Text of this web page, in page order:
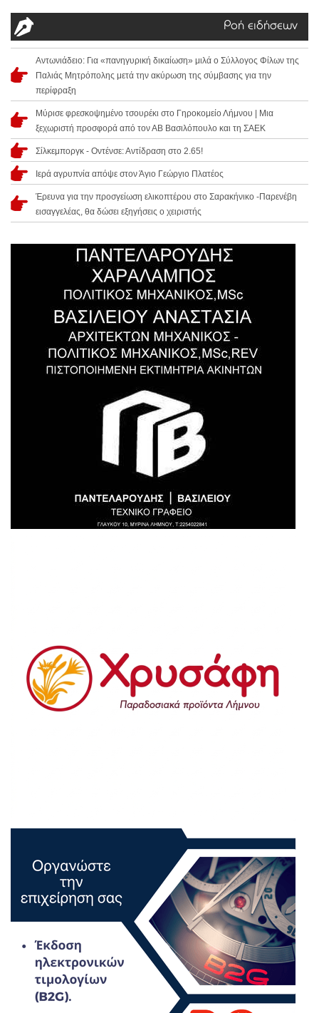
Ροή ειδήσεων
Αντωνιάδειο: Για «πανηγυρική δικαίωση» μιλά ο Σύλλογος Φίλων της
Παλιάς Μητρόπολης μετά την ακύρωση της σύμβασης για την
περίφραξη
Μύρισε φρεσκοψημένο τσουρέκι στο Γηροκομείο Λήμνου | Μια
ξεχωριστή προσφορά από τον ΑΒ Βασιλόπουλο και τη ΣΑΕΚ
Σίλκεμποργκ - Οντένσε: Αντίδραση στο 2.65!
Ιερά αγρυπνία απόψε στον Άγιο Γεώργιο Πλατέος
Έρευνα για την προσγείωση ελικοπτέρου στο Σαρακήνικο -Παρενέβη
εισαγγελέας, θα δώσει εξηγήσεις ο χειριστής